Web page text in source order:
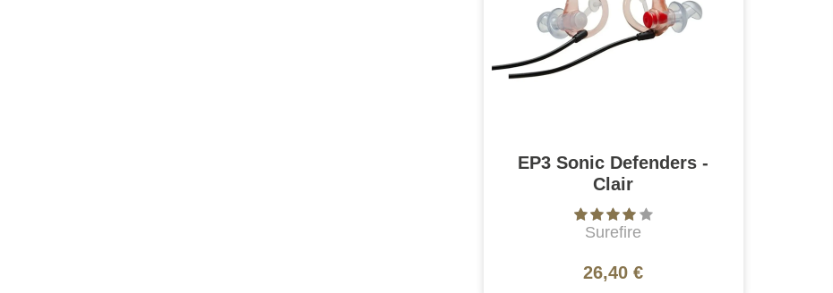
EP3 Sonic Defenders -
Clair
Surefire
26,40 €